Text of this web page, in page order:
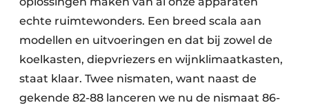
echte ruimtewonders. Een breed scala aan
modellen en uitvoeringen en dat bij zowel de
koelkasten, diepvriezers en wijnklimaatkasten,
staat klaar. Twee nismaten, want naast de
gekende 82-88 lanceren we nu de nismaat 86-